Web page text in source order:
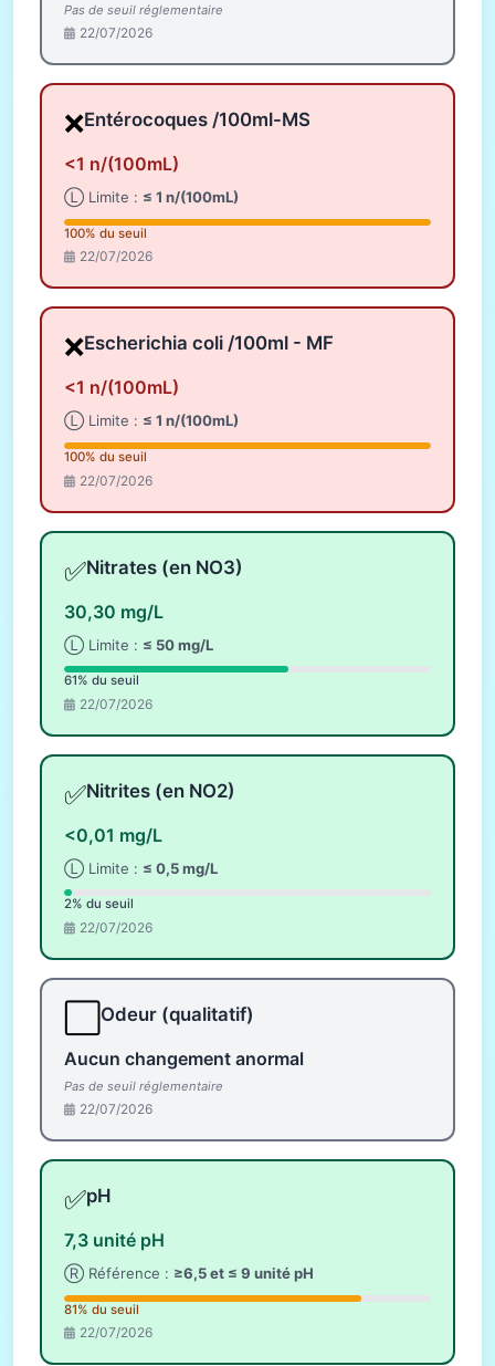
Pas de seuil réglementaire
22/07/2026
❌Entérocoques /100ml-MS
<1 n/(100mL)
Ⓛ Limite : ≤ 1 n/(100mL)
100% du seuil
22/07/2026
❌Escherichia coli /100ml - MF
<1 n/(100mL)
Ⓛ Limite : ≤ 1 n/(100mL)
100% du seuil
22/07/2026
✅Nitrates (en NO3)
30,30 mg/L
Ⓛ Limite : ≤ 50 mg/L
61% du seuil
22/07/2026
✅Nitrites (en NO2)
<0,01 mg/L
Ⓛ Limite : ≤ 0,5 mg/L
2% du seuil
22/07/2026
Odeur (qualitatif)
Aucun changement anormal
Pas de seuil réglementaire
22/07/2026
✅pH
7,3 unité pH
Ⓡ Référence : ≥6,5 et ≤ 9 unité pH
81% du seuil
22/07/2026